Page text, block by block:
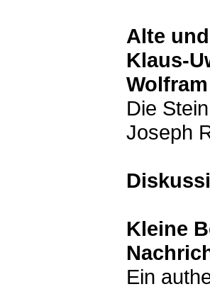
Alte
Klaus-
Die
Joseph
Kleine
Ein